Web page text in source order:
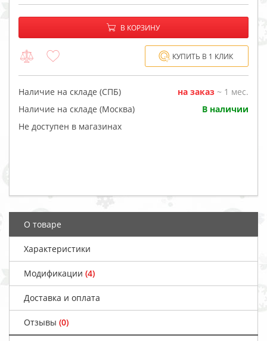
−
В КОРЗИНУ
КУПИТЬ В 1 КЛИК
Наличие на складе (СПБ) на заказ ~ 1 мес.
Наличие на складе (Москва)
В наличии
Не доступен в магазинах
О товаре
Характеристики
Модификации (4)
Доставка и оплата
Отзывы (0)